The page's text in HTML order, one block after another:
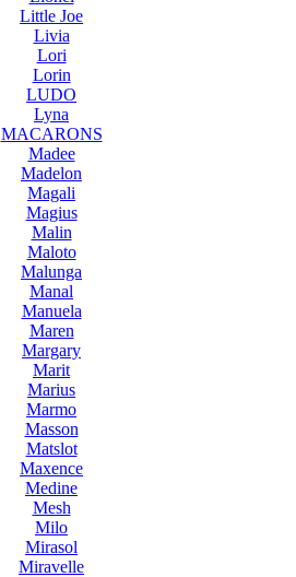
Little Joe
Livia
Lori
Lorin
LUDO
Lyna
MACARONS
Madee
Madelon
Magali
Magius
Malin
Maloto
Malunga
Manal
Manuela
Maren
Margary
Marit
Marius
Marmo
Masson
Matslot
Maxence
Medine
Mesh
Milo
Mirasol
Miravelle